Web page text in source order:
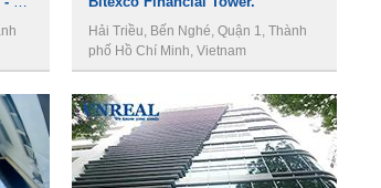
Hải Triều, Bến Nghé, Quận 1, Thành
phố Hồ Chí Minh, Vietnam